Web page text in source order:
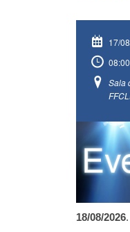
17/
Sala
18/08/2026.